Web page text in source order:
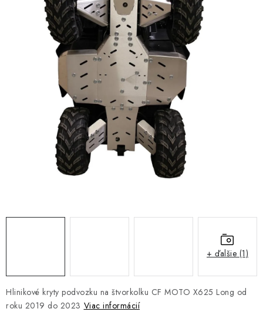
KRYTY PODVOZKU
NÁVLEKY TLMIČOV
NAVIJAKY COME UP WARN
OLEJE MAXIMA A FILTRE
ROZŠIROVACIE PLASTY BLATNÍKOV
ŠTVORKOLKY
NOVINKY
Hlinikové kryty podvozku na štvorkolku CF MOTO X625 Long od
roku 2019 do 2023 Viac informácií
+ ďalšie (1)